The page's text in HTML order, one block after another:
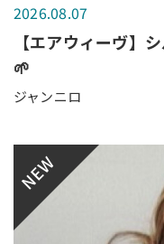
2026.08.07
【エアウィーヴ】
🌱
ジャンニロ
NEW